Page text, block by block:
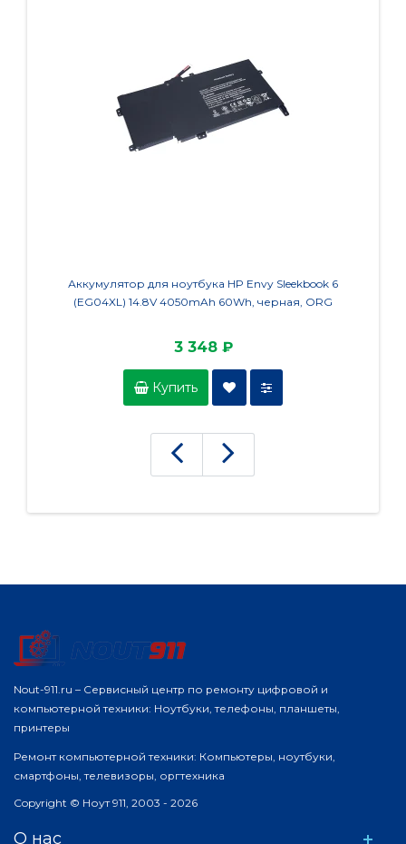
Аккумулятор для ноутбука HP Envy Sleekbook 6
(EG04XL) 14.8V 4050mAh 60Wh, черная, ORG
3 348 ₽
Купить
Nout-911.ru – Сервисный центр по ремонту цифровой и
компьютерной техники: Ноутбуки, телефоны, планшеты,
принтеры
Ремонт компьютерной техники: Компьютеры, ноутбуки,
смартфоны, телевизоры, оргтехника
Copyright © Ноут 911, 2003 - 2026
О нас